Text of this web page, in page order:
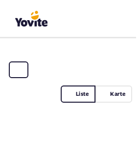
Liste Karte